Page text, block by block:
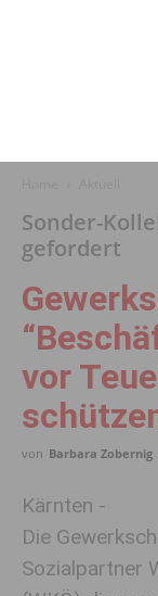
Sonder-
gefordert
vor
von Barbara Zobernig
Kärnten -
Die
Sozialpartner